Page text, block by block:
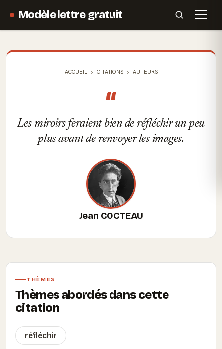
Modèle lettre gratuit
ACCUEIL CITATIONS AUTEURS
“
Les miroirs feraient bien de réfléchir un peu
plus avant de renvoyer les images.
Jean COCTEAU
THÈMES
Thèmes abordés dans cette
citation
réfléchir